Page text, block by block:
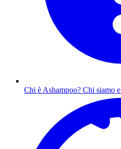
Chi è Ashampoo? Chi siamo